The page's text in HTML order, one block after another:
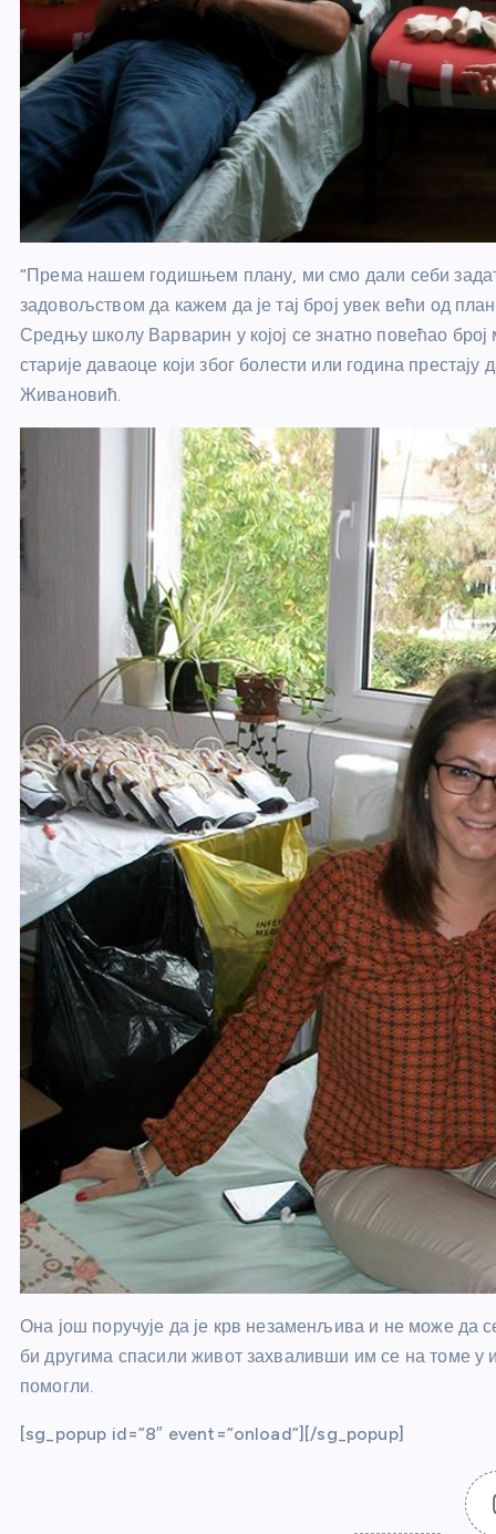
“Према нашем годишњем плану, ми смо дали себи
задовољством да кажем да је тај број увек већи од
Средњу школу Варварин у којој се знатно повећао
старије даваоце који због болести или година
Живановић.
Она још поручује да је крв незаменљива и не може да
би другима спасили живот захваливши им се на томе у
помогли.
[sg_popup id=”8″ event=”onload”][/sg_popup]